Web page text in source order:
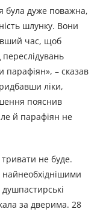
була дуже поважна,
шлунку. Вони
час, щоб
переслідувань
парафіян», – сказав
ліки,
пояснив
й парафіян не
не буде.
найнеобхіднішими
за дверима. 28